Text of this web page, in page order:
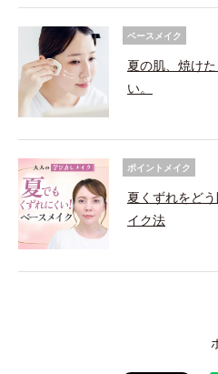
ベースメイク
夏の肌、焼け
い。
ポイントメイク
夏くずれをど
イク法